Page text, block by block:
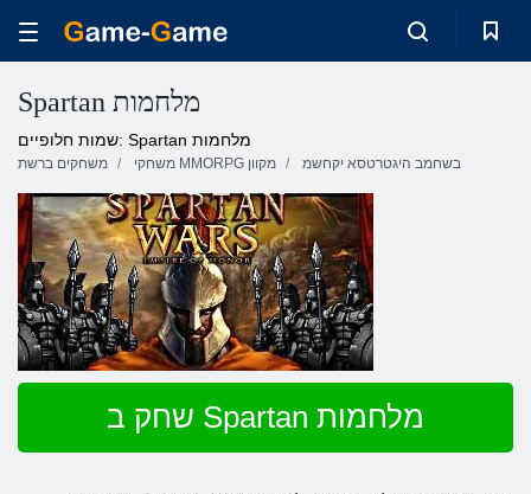
Spartan מלחמות
שמות חלופיים: Spartan מלחמות
משחקים ברשת משחקי MMORPG מקוון בשחמב היגטרטסא יקחשמ
שחק ב Spartan מלחמות